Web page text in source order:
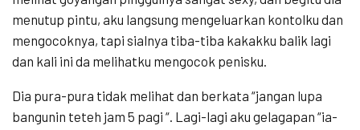
menutup pintu, aku langsung mengeluarkan kontolku dan
mengocoknya, tapi sialnya tiba-tiba kakakku balik lagi
dan kali ini da melihatku mengocok penisku.
Dia pura-pura tidak melihat dan berkata “jangan lupa
bangunin teteh jam 5 pagi “. Lagi-lagi aku gelagapan “ia-